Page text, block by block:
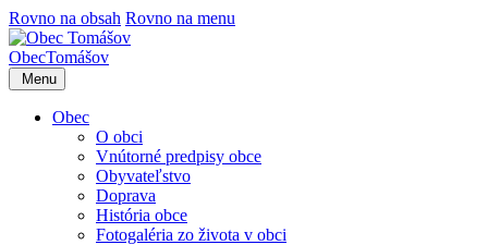
Rovno na obsah Rovno na menu
ObecTomášov
Menu
Obec
O obci
Vnútorné predpisy obce
Obyvateľstvo
Doprava
História obce
Fotogaléria zo života v obci